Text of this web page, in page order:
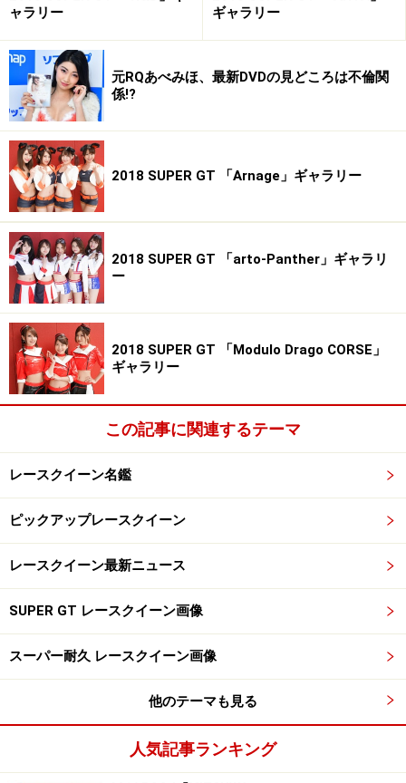
しかったので諦めざるを得ませんでした。なので、他の
道を選択するなら以前からやりたかった世界へ行きたい
と思ったんです。
それでミスコンを受けて「ミス湘南コンテスト」と「ミ
スダイバーコンテスト」どちらも準グランプリを頂きま
した。そのままモデルの方へ行こうかとも思ったんです
が、もともとスポーツが大好きで、車も自分で運転して
好きだったので、レースのお仕事をやってみたいなと。
そこからですね。
今年5月に撮影したREIKAさんのコスチューム姿
レースクイーンをやるなら筋肉を落とせと
言われて……
――レースクイーンは別世界だったと思いますが、すぐ
REIKA：いえ、最初は衝撃を受けることが多かったで
す。私、この業界に入る前は体脂肪率11％だったんです
が、事務所に入ったらまずは筋肉を落とすように言われ
てしまい「ああ、この体じゃダメなんだぁ……」と思いな
確かに今サーキットに行くとレースクイーンって色白で
カワイイ系、ちょっと会いに行けるアイドルみたいな感
じじゃないですか。でも、私の中にあったレースクイー
ンというのは少し前の世代、色が黒くて背が高い綺麗な
ャラリー
ギャラリー
元RQあべみほ、最新DVDの見どころは不倫関
係!?
2018 SUPER GT 「Arnage」ギャラリー
2018 SUPER GT 「arto-Panther」ギャラリ
ー
2018 SUPER GT 「Modulo Drago CORSE」
ギャラリー
この記事に関連するテーマ
レースクイーン名鑑
ピックアップレースクイーン
レースクイーン最新ニュース
SUPER GT レースクイーン画像
スーパー耐久 レースクイーン画像
他のテーマも見る
人気記事ランキング